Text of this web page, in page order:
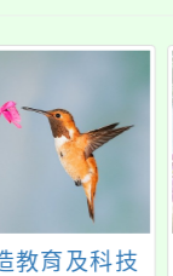
教育及科技